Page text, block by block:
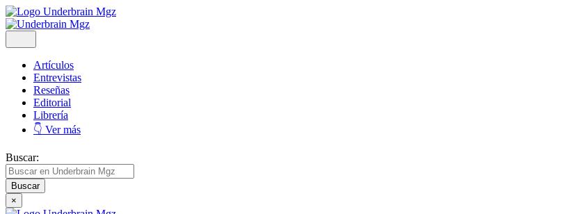
Artículos
Entrevistas
Reseñas
Editorial
Librería
👇 Ver más
Buscar:
×